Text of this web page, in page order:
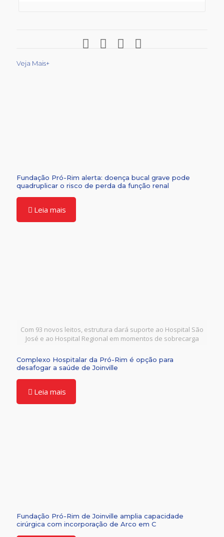
Veja Mais+
Fundação Pró-Rim alerta: doença bucal grave pode
quadruplicar o risco de perda da função renal
Leia mais
Com 93 novos leitos, estrutura dará suporte ao Hospital São
José e ao Hospital Regional em momentos de sobrecarga
Complexo Hospitalar da Pró-Rim é opção para
desafogar a saúde de Joinville
Leia mais
Fundação Pró-Rim de Joinville amplia capacidade
cirúrgica com incorporação de Arco em C